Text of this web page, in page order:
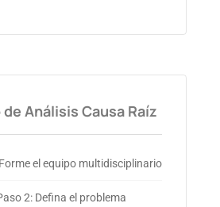
Análisis Causa Raíz
el equipo multidisciplinario
2: Defina el problema